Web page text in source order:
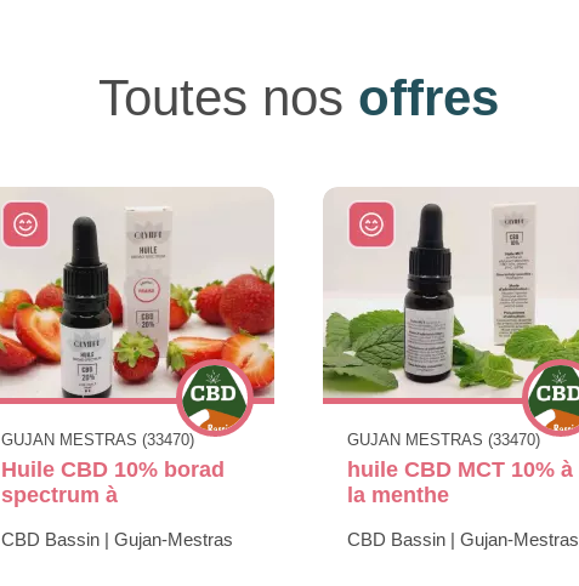
Toutes nos offres
GUJAN MESTRAS (33470)
Huile CBD 10% borad
spectrum à
CBD Bassin | Gujan-Mestras
GUJAN MESTRAS (33470)
huile CBD MCT 10% à
la menthe
CBD Bassin | Gujan-Mestras